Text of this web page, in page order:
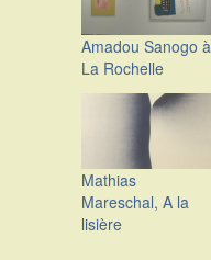
Amadou Sanogo à
La Rochelle
Mathias
Mareschal, A la
lisière